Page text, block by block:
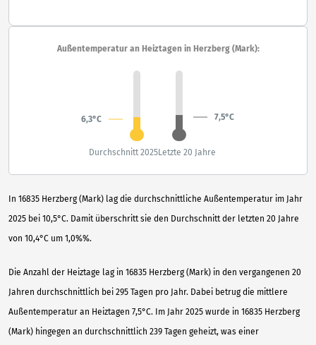
In 16835 Herzberg (Mark) lag die durchschnittliche Außentemperatur im Jahr
2025 bei 10,5°C. Damit überschritt sie den Durchschnitt der letzten 20 Jahre
von 10,4°C um 1,0%%.
Die Anzahl der Heiztage lag in 16835 Herzberg (Mark) in den vergangenen 20
Jahren durchschnittlich bei 295 Tagen pro Jahr. Dabei betrug die mittlere
Außentemperatur an Heiztagen 7,5°C. Im Jahr 2025 wurde in 16835 Herzberg
(Mark) hingegen an durchschnittlich 239 Tagen geheizt, was einer
Außentemperatur an Heiztagen in Herzberg (Mark):
6,3°C 7,5°C
Durchschnitt 2025Letzte 20 Jahre